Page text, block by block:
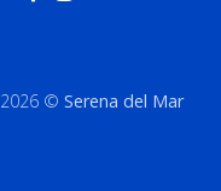
© Serena del Mar